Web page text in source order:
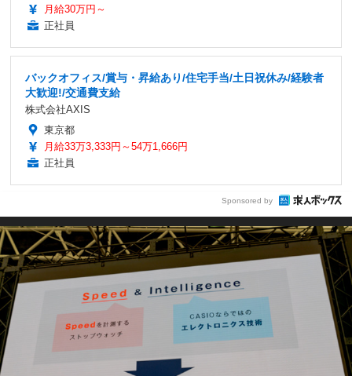
月給30万円～
正社員
バックオフィス/賞与・昇給あり/住宅手当/土日祝休み/経験者
大歓迎!/交通費支給
株式会社AXIS
東京都
月給33万3,333円～54万1,666円
正社員
Sponsored by